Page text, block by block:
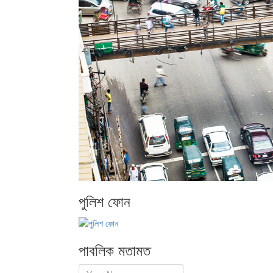
পুলিশ ফোন
পাবলিক মতামত